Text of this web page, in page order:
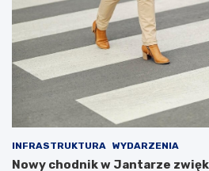
INFRASTRUKTURA WYDARZENIA
Nowy chodnik w Jantarze